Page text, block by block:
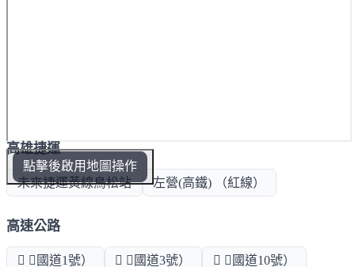
點擊後啟用地圖操作
高雄捷運
未來捷運黃線鳥松站 左營(高鐵) （紅線）
高速公路
 （國道1號）  （國道3號）  （國道10號）